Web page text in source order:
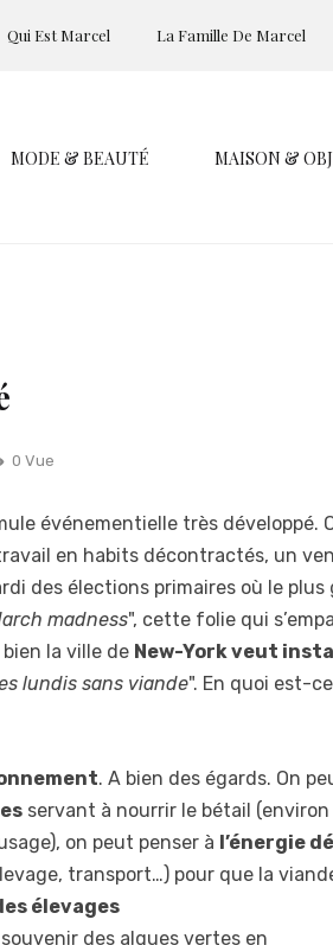
Qui Est Marcel La Famille De Marcel
MODE & BEAUTÉ MAISON &
0 Vue
événementielle très développé.
en habits décontractés, un
des élections primaires où le plus
madness", cette folie qui
la ville de New-York veut
lundis sans viande". En quoi est-
. A bien des égards. On
servant à nourrir le bétail
on peut penser à l’énergie
transport…) pour que la
élevages
des algues vertes en